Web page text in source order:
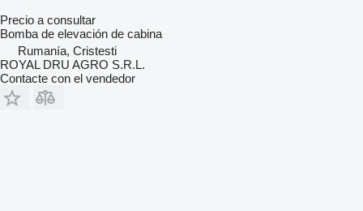
Precio a consultar
Bomba de elevación de cabina
Rumanía, Cristesti
ROYAL DRU AGRO S.R.L.
Contacte con el vendedor